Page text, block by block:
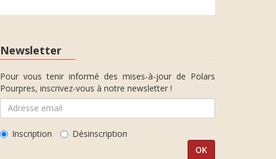
Newsletter
Pour vous tenir informé des mises-à-jour de Polars
Pourpres, inscrivez-vous à notre newsletter !
Inscription Désinscription